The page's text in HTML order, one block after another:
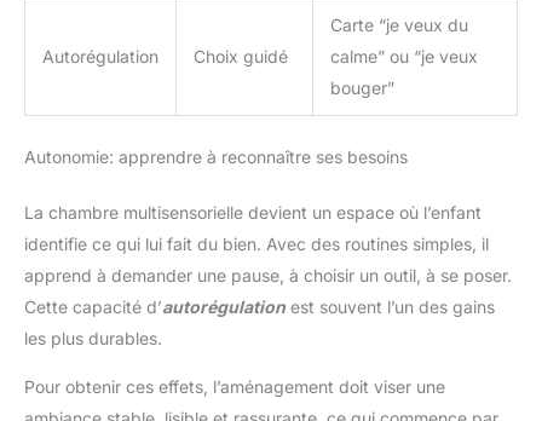
Autorégulation Choix guidé
Carte “je veux du
calme” ou “je veux
bouger”
Autonomie: apprendre à reconnaître ses besoins
La chambre multisensorielle devient un espace où l’enfant
identifie ce qui lui fait du bien. Avec des routines simples, il
apprend à demander une pause, à choisir un outil, à se poser.
Cette capacité d’autorégulation est souvent l’un des gains
les plus durables.
Pour obtenir ces effets, l’aménagement doit viser une